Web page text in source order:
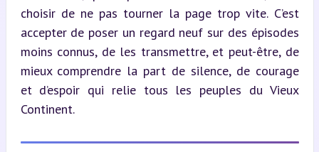
choisir de ne pas tourner la page trop vite. C’est
accepter de poser un regard neuf sur des épisodes
moins connus, de les transmettre, et peut-être, de
mieux comprendre la part de silence, de courage
et d’espoir qui relie tous les peuples du Vieux
Continent.